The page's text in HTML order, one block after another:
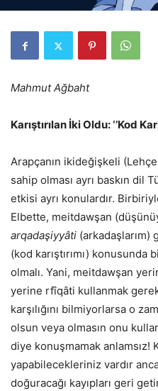
Mahmut Ağbaht
Karıştırılan İki Oldu: ‘’Kod
Arapçanın ikideğişkeli
sahip olması ayrı baskın dil
etkisi ayrı konulardır.
Elbette, meitdawşan
arqadaşiyyâti (arkadaşlarım)
(kod karıştırımı)
olmalı. Yani, meitdawşan
yerine rfîqâti kullanmak
karşılığını bilmiyorlarsa o
olsun veya olmasın onu
diye konuşmamak anlamsız!
yapabilecekleriniz vardır
doğuracağı kayıpları geri